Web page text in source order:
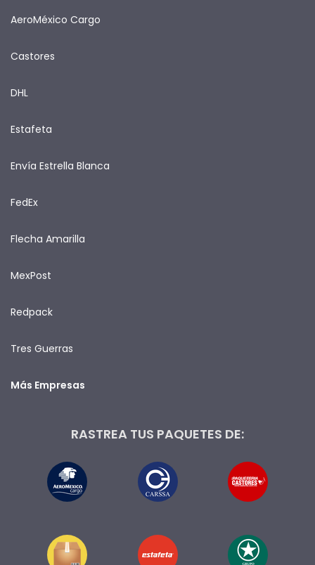
AeroMéxico Cargo
Castores
DHL
Estafeta
Envía Estrella Blanca
FedEx
Flecha Amarilla
MexPost
Redpack
Tres Guerras
Más Empresas
RASTREA TUS PAQUETES DE: